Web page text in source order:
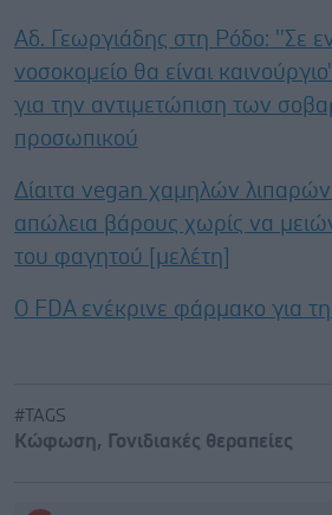
Αδ. Γεωργιάδης στη Ρόδο: ''Σε
νοσοκομείο θα είναι
για την αντιμετώπιση των
προσωπικού
Δίαιτα vegan χαμηλών
απώλεια βάρους χωρίς να
του φαγητού [μελέτη]
Ο FDA ενέκρινε φάρμακο για
#TAGS
Κώφωση, Γονιδιακές θεραπείες